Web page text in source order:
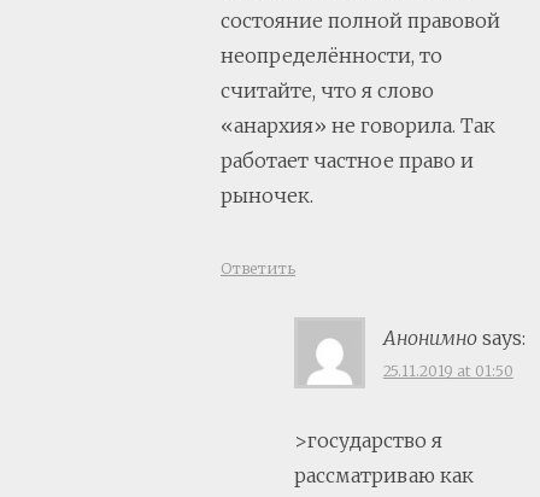
состояние полной правовой
неопределённости, то
считайте, что я слово
«анархия» не говорила. Так
работает частное право и
рыночек.
Ответить
Анонимно says:
25.11.2019 at 01:50
>государство я
рассматриваю как